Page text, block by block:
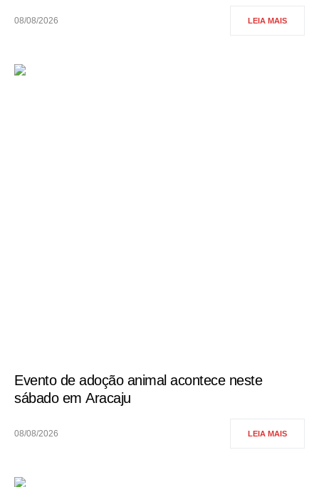
08/08/2026 LEIA MAIS
Evento de adoção animal acontece neste
sábado em Aracaju
08/08/2026 LEIA MAIS